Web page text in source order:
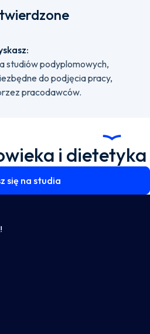
studiów podyplomowych,
do podjęcia pracy,
pracodawców.
i dietetyka
się na studia